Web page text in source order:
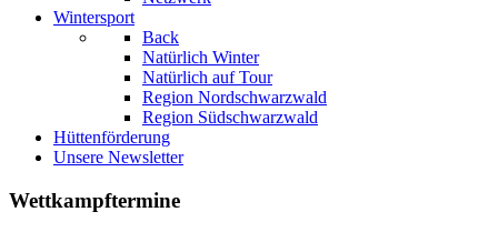
Wintersport
Back
Natürlich Winter
Natürlich auf Tour
Region Nordschwarzwald
Region Südschwarzwald
Hüttenförderung
Unsere Newsletter
Wettkampftermine